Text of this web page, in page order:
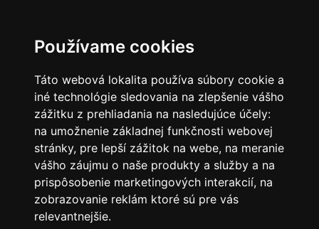
Používame cookies
Táto webová lokalita používa súbory cookie a
iné technológie sledovania na zlepšenie vášho
zážitku z prehliadania na nasledujúce účely:
na umožnenie základnej funkčnosti webovej
stránky, pre lepší zážitok na webe, na meranie
vášho záujmu o naše produkty a služby a na
prispôsobenie marketingových interakcií, na
zobrazovanie reklám ktoré sú pre vás
relevantnejšie.